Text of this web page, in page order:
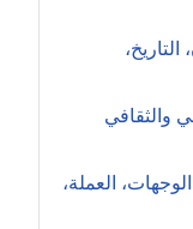
والثقافي
العملة،